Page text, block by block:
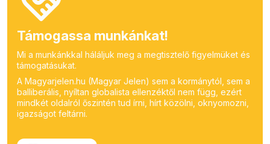
Támogassa munkánkat!
Mi a munkánkkal háláljuk meg a megtisztelő figyelmüket és
támogatásukat.
A Magyarjelen.hu (Magyar Jelen) sem a kormánytól, sem a
balliberális, nyíltan globalista ellenzéktől nem függ, ezért
mindkét oldalról őszintén tud írni, hírt közölni, oknyomozni,
igazságot feltárni.